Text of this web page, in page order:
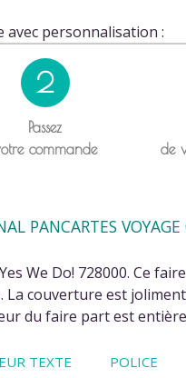
avec personnalisation :
2
Passez
commande
de
PANCARTES
We Do! 728000. Ce
couverture est
du faire part est
TEXTE POLICE